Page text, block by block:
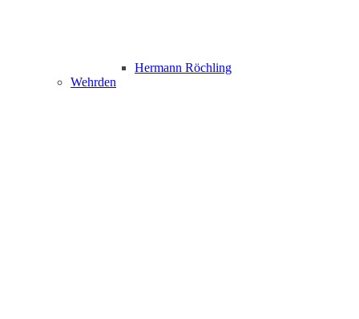
Hermann Röchling
Wehrden